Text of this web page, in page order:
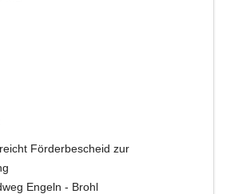
Förderbescheid zur
Engeln - Brohl